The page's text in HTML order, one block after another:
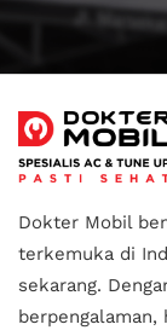
Dokter Mobil
terkemuka di
sekarang.
berpengalaman,